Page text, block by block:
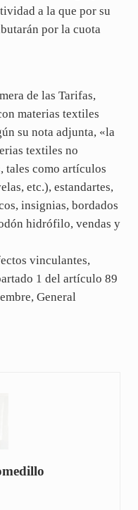
a la que por su
por la cuota
de las Tarifas,
materias textiles
su nota adjunta, «la
textiles no
tales como artículos
etc.), estandartes,
insignias, bordados
hidrófilo, vendas y
vinculantes,
1 del artículo 89
General